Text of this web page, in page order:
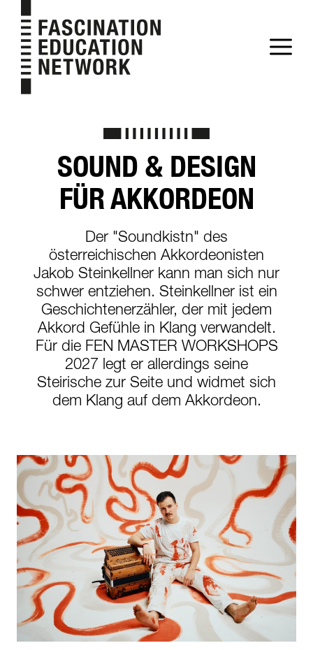
Inhalt
springen
SOUND & DESIGN
FÜR AKKORDEON
Der "Soundkistn" des
österreichischen Akkordeonisten
Jakob Steinkellner kann man sich nur
schwer entziehen. Steinkellner ist ein
Geschichtenerzähler, der mit jedem
Akkord Gefühle in Klang verwandelt.
Für die FEN MASTER WORKSHOPS
2027 legt er allerdings seine
Steirische zur Seite und widmet sich
dem Klang auf dem Akkordeon.